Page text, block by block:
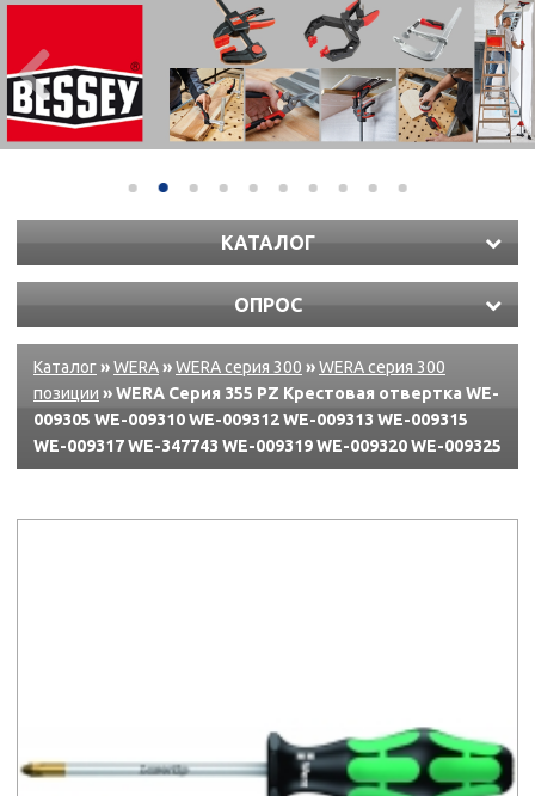
 
КАТАЛОГ
ОПРОС
Каталог»WERA»WERA серия 300 »WERA серия 300
позиции » WERA Серия 355 PZ Крестовая отвертка WE-
009305 WE-009310 WE-009312 WE-009313 WE-009315
WE-009317 WE-347743 WE-009319 WE-009320 WE-009325